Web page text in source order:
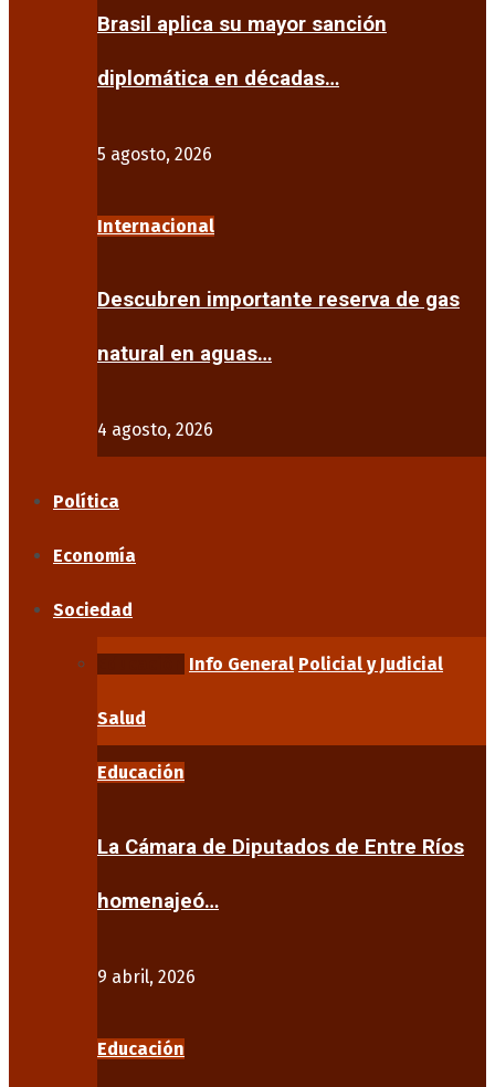
Brasil aplica su mayor sanción
diplomática en décadas…
5 agosto, 2026
Internacional
Descubren importante reserva de gas
natural en aguas…
4 agosto, 2026
Política
Economía
Sociedad
Info General Policial y Judicial
Salud
Educación
La Cámara de Diputados de Entre Ríos
homenajeó…
9 abril, 2026
Educación